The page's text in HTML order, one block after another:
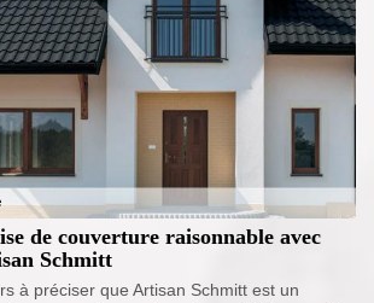
de couverture raisonnable avec
Schmitt
à préciser que Artisan Schmitt est un